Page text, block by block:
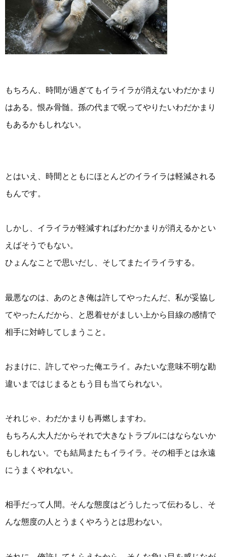
もちろん、時間が過ぎてもイライラが消えないわだかまり
はある。恨み骨髄。孫の代まで呪ってやりたいわだかまり
もあるかもしれない。
とはいえ、時間とともにほとんどのイライラは軽減される
もんです。
しかし、イライラが軽減すればわだかまりが消えるかとい
えばそうでもない。
ひょんなことで思いだし、そしてまたイライラする。
最悪なのは、あのとき俺は許してやったんだ、私が妥協し
てやったんだから、と恩着せがましい上から目線の感情で
相手に対峙してしまうこと。
おまけに、許してやった俺エライ。みたいな意味不明な勘
違いまではじまるともう目も当てられない。
それじゃ、わだかまりも再燃しますわ。
もちろん大人だからそれで大きなトラブルにはならないか
もしれない。でも結局またもイライラ。その相手とは永遠
にうまくやれない。
相手だって人間。そんな態度はどうしたって伝わるし、そ
んな態度の人とうまくやろうとは思わない。